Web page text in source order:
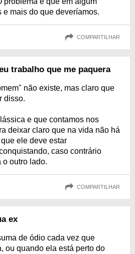
e mais do que deveríamos.
COMPARTILHAR
trabalho que me paquera
não existe, mas claro que
disso.
e que contamos nos
deixar claro que na vida não há
ele deve estar
caso contrário
o outro lado.
COMPARTILHAR
ex
de ódio cada vez que
ou quando ela está perto do